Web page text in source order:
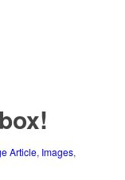
Article, Images,